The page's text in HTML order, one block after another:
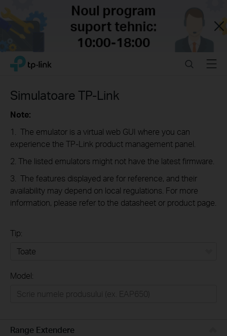
Close
Click
navigation
TP-Link, Reliably Smart SearchMenu
Simulatoare TP-Link
Note:
1. The emulator is a virtual web GUI where you can
experience the TP-Link product management panel.
2. The listed emulators might not have the latest firmware.
3. The features displayed are for reference, and their
availability may depend on local regulations. For more
information, please refer to the datasheet or product page.
Tip:
Business
Model:
Range Extendere